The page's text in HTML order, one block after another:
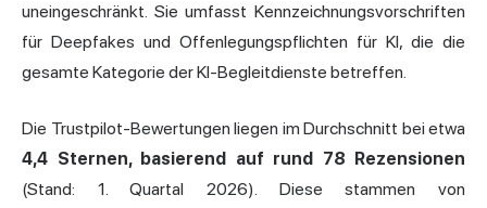
uneingeschränkt. Sie umfasst Kennzeichnungsvorschriften
für Deepfakes und Offenlegungspflichten für KI, die die
gesamte Kategorie der KI-Begleitdienste betreffen.
Die Trustpilot-Bewertungen liegen im Durchschnitt bei etwa
4,4 Sternen, basierend auf rund 78 Rezensionen
(Stand: 1. Quartal 2026). Diese stammen von